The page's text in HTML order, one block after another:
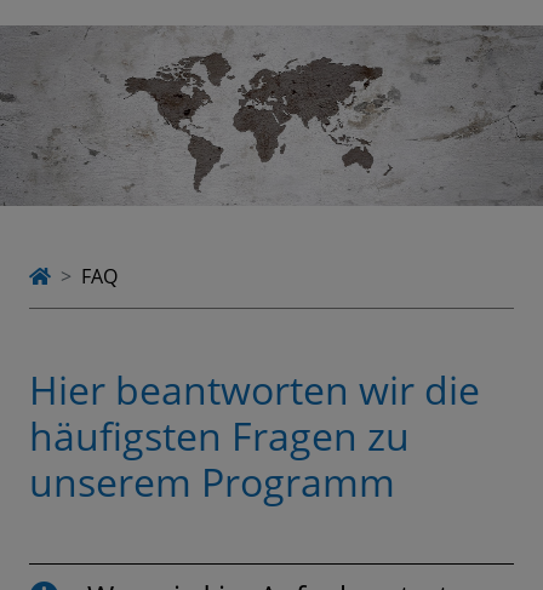
FAQ
Hier beantworten wir die
häufigsten Fragen zu
unserem Programm